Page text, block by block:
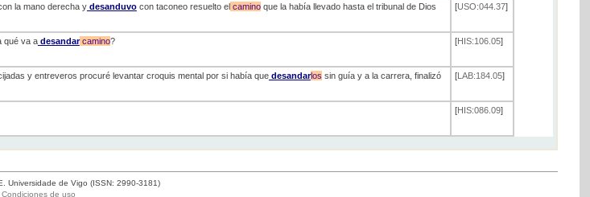
la mano derecha ydesanduvocon taconeo resuelto elcaminoque la había llevado hasta el tribunal de Dios
[USO:044.37]
qué va adesandarcamino? [HIS:106.05]
y entreveros procuré levantar croquis mental por si había quedesandarlos sin guía y a la carrera, finalizó
[LAB:184.05]
[HIS:086.09]
Universidade de Vigo (ISSN: 2990-3181)
Condiciones de uso